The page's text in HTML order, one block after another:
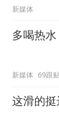
新媒体
多喝热水
新媒体 69跟
这滑的